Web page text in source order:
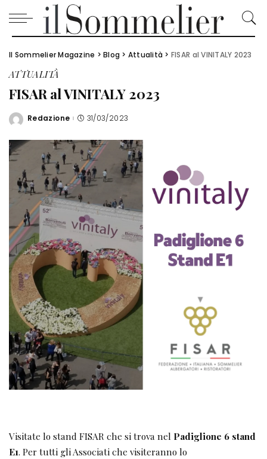
Il Sommelier Magazine >Blog > Attualità > FISAR al VINITALY 2023
ATTUALITÀ
FISAR al VINITALY 2023
Posted
Redazione 31/03/2023
Visitate lo stand FISAR che si trova nel Padiglione 6 stand
E1. Per tutti gli Associati che visiteranno lo